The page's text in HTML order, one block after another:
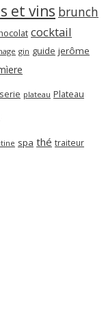
et vins brunch
cocktail
gin guide jerôme
plateau Plateau
spa thé traiteur